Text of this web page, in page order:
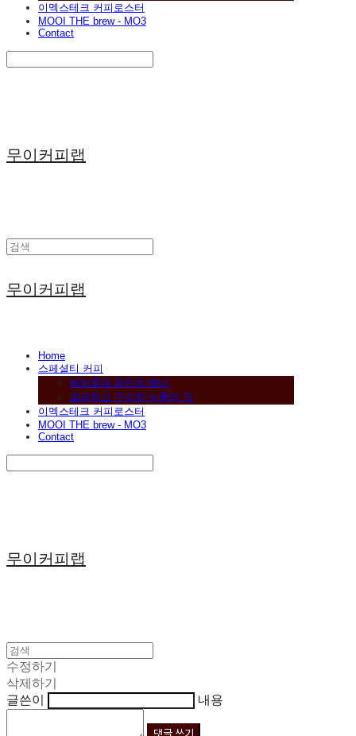
이멕스테크 커피로스터
MOOI THE brew - MO3
Contact
무이커피랩
무이커피랩
Home
스페셜티 커피
베리류와 와인의 향미
깔끔하고 구수한 누룽지 맛
이멕스테크 커피로스터
MOOI THE brew - MO3
Contact
무이커피랩
수정하기
삭제하기
글쓴이
내용